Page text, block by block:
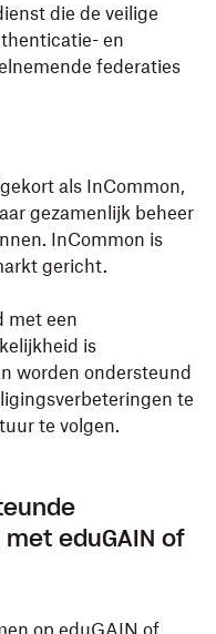
die de veilige
en
federaties
als InCommon,
gezamenlijk beheer
InCommon is
gericht.
met een
is
worden ondersteund
te
te volgen.
eduGAIN of
op eduGAIN of